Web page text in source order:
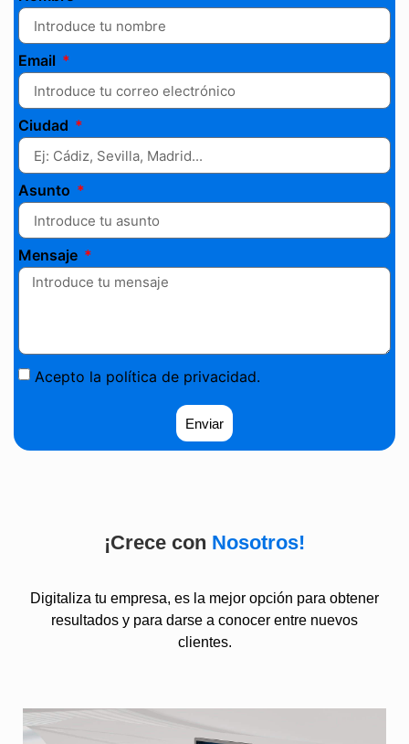
Email
Ciudad
Asunto
Mensaje
Acepto la política de privacidad.
Enviar
¡Crece con Nosotros!
Digitaliza tu empresa, es la mejor opción para obtener
resultados y para darse a conocer entre nuevos
clientes.